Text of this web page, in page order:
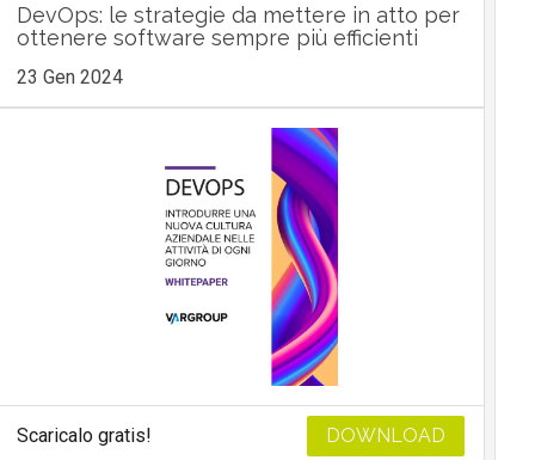
DevOps: le strategie da mettere in atto per
ottenere software sempre più efficienti
23 Gen 2024
Scaricalo gratis! DOWNLOAD